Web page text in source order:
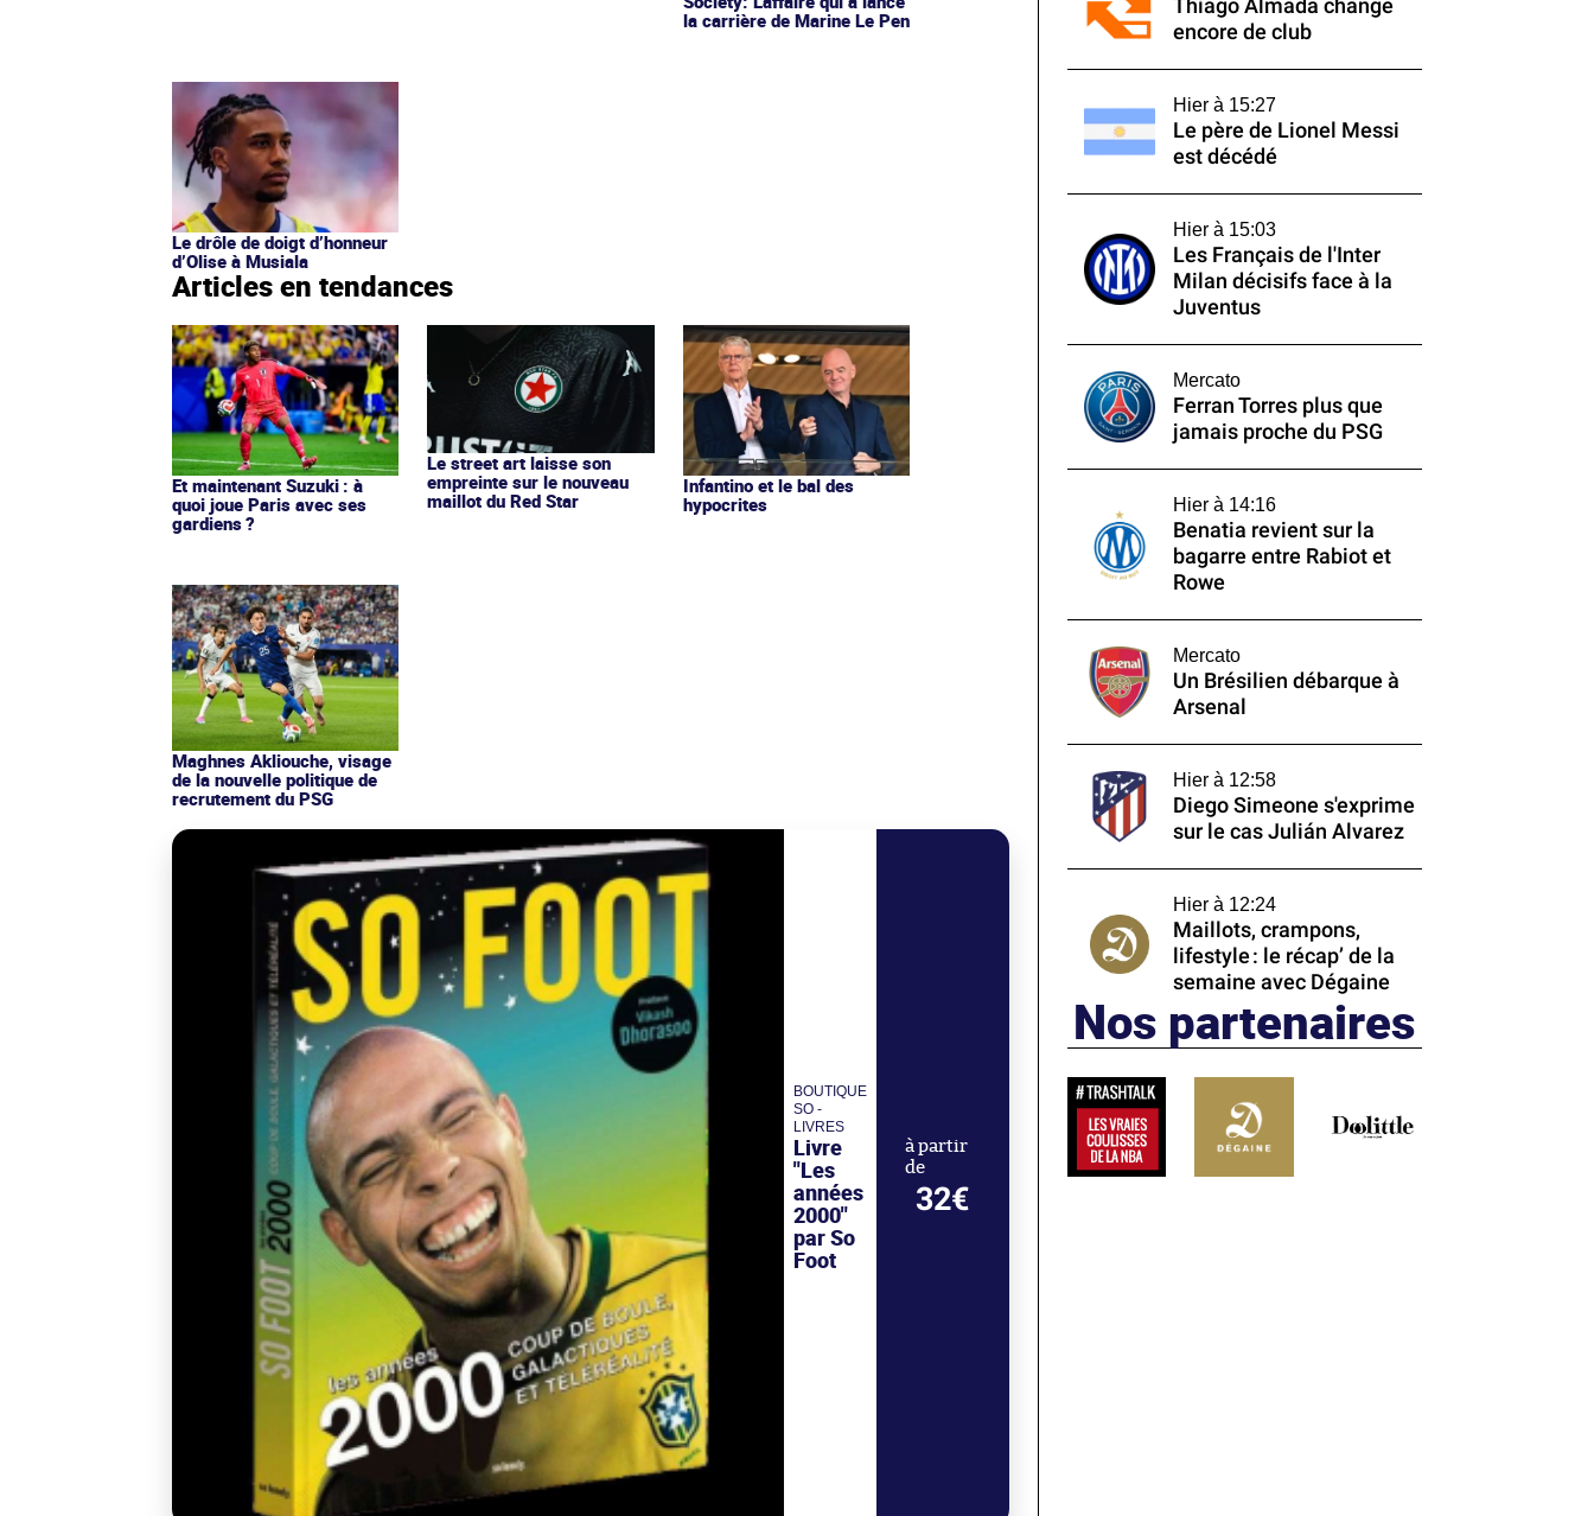
la carrière de Marine Le Pen
Le drôle de doigt d’honneur
d’Olise à Musiala
Articles en tendances
Et maintenant Suzuki : à
quoi joue Paris avec ses
gardiens ?
Le street art laisse son
empreinte sur le nouveau
maillot du Red Star
Infantino et le bal des
hypocrites
Maghnes Akliouche, visage
de la nouvelle politique de
recrutement du PSG
BOUTIQUE
SO -
LIVRES
Livre
"Les
années
2000"
par So
Foot
à partir
de
32€
Thiago Almada change
encore de club
Hier à 15:27
Le père de Lionel Messi
est décédé
Hier à 15:03
Les Français de l'Inter
Milan décisifs face à la
Juventus
Mercato
Ferran Torres plus que
jamais proche du PSG
Hier à 14:16
Benatia revient sur la
bagarre entre Rabiot et
Rowe
Mercato
Un Brésilien débarque à
Arsenal
Hier à 12:58
Diego Simeone s'exprime
sur le cas Julián Alvarez
Hier à 12:24
Maillots, crampons,
lifestyle : le récap’ de la
semaine avec Dégaine
Nos partenaires